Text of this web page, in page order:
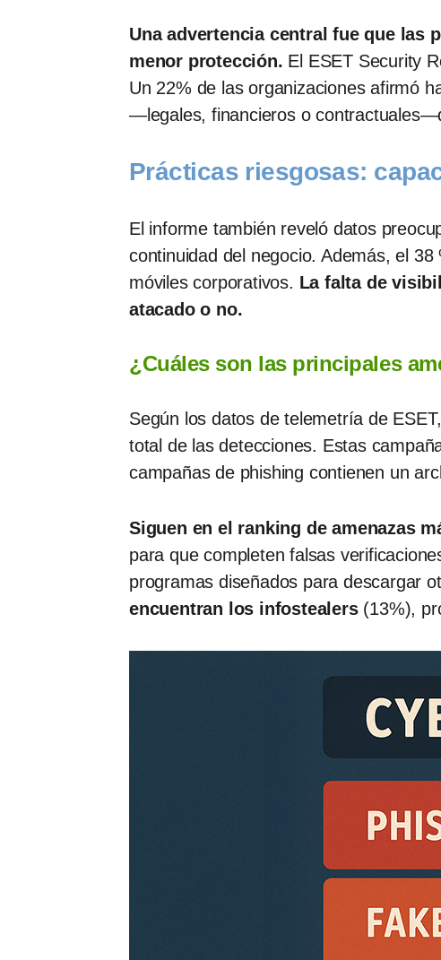
Una advertencia central fue que las
menor protección. El ESET Security
Un 22% de las organizaciones afirmó
—legales, financieros o
Prácticas riesgosas:
El informe también reveló datos
continuidad del negocio. Además, el
móviles corporativos. La falta de
atacado o no.
¿Cuáles son las principales
Según los datos de telemetría de
total de las detecciones. Estas
campañas de phishing contienen un
Siguen en el ranking de amenazas
para que completen falsas
programas diseñados para descargar
encuentran los infostealers(13%),